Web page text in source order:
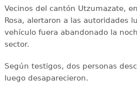
Vecinos del cantón Utzumazate,
Rosa, alertaron a las autoridades
vehículo fuera abandonado la
sector.
Según testigos, dos personas
luego desaparecieron.